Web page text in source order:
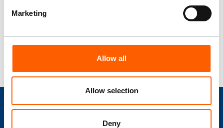
Marketing
Allow all
Allow selection
Deny
kartoitustyökalu, joka voidaan mukauttaa
yrityksesi tarpeisiin ja vaatimuksiin.
Olemme sertifioituja